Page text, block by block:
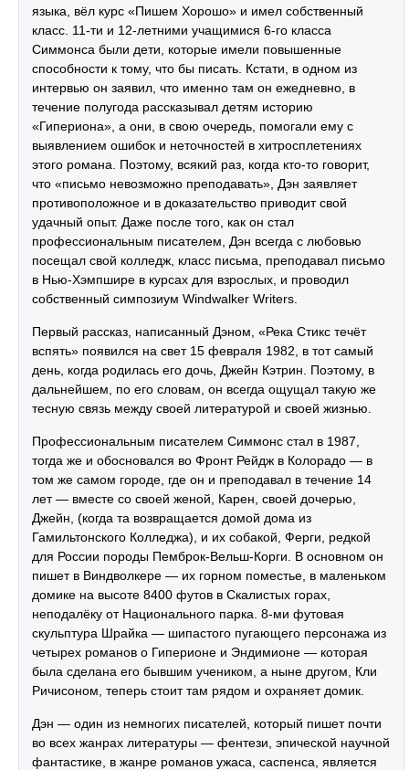
языка, вёл курс «Пишем Хорошо» и имел собственный
класс. 11-ти и 12-летними учащимися 6-го класса
Симмонса были дети, которые имели повышенные
способности к тому, что бы писать. Кстати, в одном из
интервью он заявил, что именно там он ежедневно, в
течение полугода рассказывал детям историю
«Гипериона», а они, в свою очередь, помогали ему с
выявлением ошибок и неточностей в хитросплетениях
этого романа. Поэтому, всякий раз, когда кто-то говорит,
что «письмо невозможно преподавать», Дэн заявляет
противоположное и в доказательство приводит свой
удачный опыт. Даже после того, как он стал
профессиональным писателем, Дэн всегда с любовью
посещал свой колледж, класс письма, преподавал письмо
в Нью-Хэмпшире в курсах для взрослых, и проводил
собственный симпозиум Windwalker Writers.
Первый рассказ, написанный Дэном, «Река Стикс течёт
вспять» появился на свет 15 февраля 1982, в тот самый
день, когда родилась его дочь, Джейн Кэтрин. Поэтому, в
дальнейшем, по его словам, он всегда ощущал такую же
тесную связь между своей литературой и своей жизнью.
Профессиональным писателем Симмонс стал в 1987,
тогда же и обосновался во Фронт Рейдж в Колорадо — в
том же самом городе, где он и преподавал в течение 14
лет — вместе со своей женой, Карен, своей дочерью,
Джейн, (когда та возвращается домой дома из
Гамильтонского Колледжа), и их собакой, Ферги, редкой
для России породы Пемброк-Вельш-Корги. В основном он
пишет в Виндволкере — их горном поместье, в маленьком
домике на высоте 8400 футов в Скалистых горах,
неподалёку от Национального парка. 8-ми футовая
скульптура Шрайка — шипастого пугающего персонажа из
четырех романов о Гиперионе и Эндимионе — которая
была сделана его бывшим учеником, а ныне другом, Кли
Ричисоном, теперь стоит там рядом и охраняет домик.
Дэн — один из немногих писателей, который пишет почти
во всех жанрах литературы — фентези, эпической научной
фантастике, в жанре романов ужаса, саспенса, является